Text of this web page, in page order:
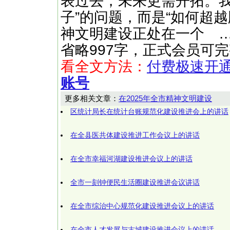
子”的问题，而是“如何超
神文明建设正处在一个
省略997字，正式会员可
看全文方法： 付费极速开
账号
更多相关文章： 在2025年全市精神文明建设
区统计局长在统计台账规范化建设推进会上的讲话
在全县医共体建设推进工作会议上的讲话
在全市幸福河湖建设推进会议上的讲话
全市一刻钟便民生活圈建设推进会议讲话
在全市综治中心规范化建设推进会议上的讲话